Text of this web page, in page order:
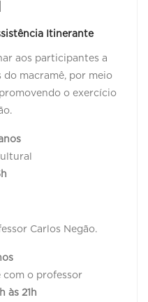
Itinerante
aos participantes a
do macramê, por meio
o exercício
Carlos Negão.
com o professor
às 21h